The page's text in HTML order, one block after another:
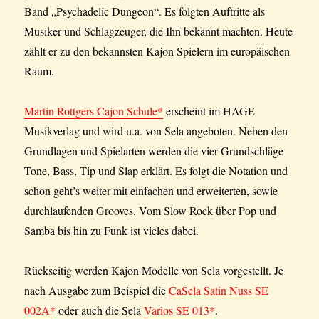
Band „Psychadelic Dungeon“. Es folgten Auftritte als
Musiker und Schlagzeuger, die Ihn bekannt machten. Heute
zählt er zu den bekannsten Kajon Spielern im europäischen
Raum.
Martin Röttgers Cajon Schule* erscheint im HAGE
Musikverlag und wird u.a. von Sela angeboten. Neben den
Grundlagen und Spielarten werden die vier Grundschläge
Tone, Bass, Tip und Slap erklärt. Es folgt die Notation und
schon geht’s weiter mit einfachen und erweiterten, sowie
durchlaufenden Grooves. Vom Slow Rock über Pop und
Samba bis hin zu Funk ist vieles dabei.
Rückseitig werden Kajon Modelle von Sela vorgestellt. Je
nach Ausgabe zum Beispiel dieCaSela Satin Nuss SE
002A* oder auch die SelaVarios SE 013*.